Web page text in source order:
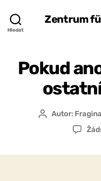
Hledat
Zentrum
Pokud
Autor
příspěvku
Autor: